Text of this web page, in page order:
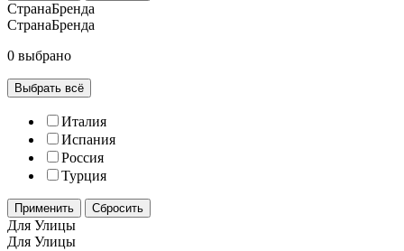
СтранаБренда
СтранаБренда
0 выбрано
Выбрать всё
Италия
Испания
Россия
Турция
Применить Сбросить
Для Улицы
Для Улицы